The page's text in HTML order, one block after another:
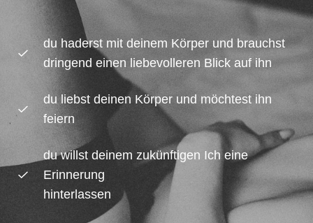
du haderst mit deinem Körper und brauchst
dringend einen liebevolleren Blick auf ihn
du liebst deinen Körper und möchtest ihn
feiern
du willst deinem zukünftigen Ich eine
Erinnerung
hinterlassen